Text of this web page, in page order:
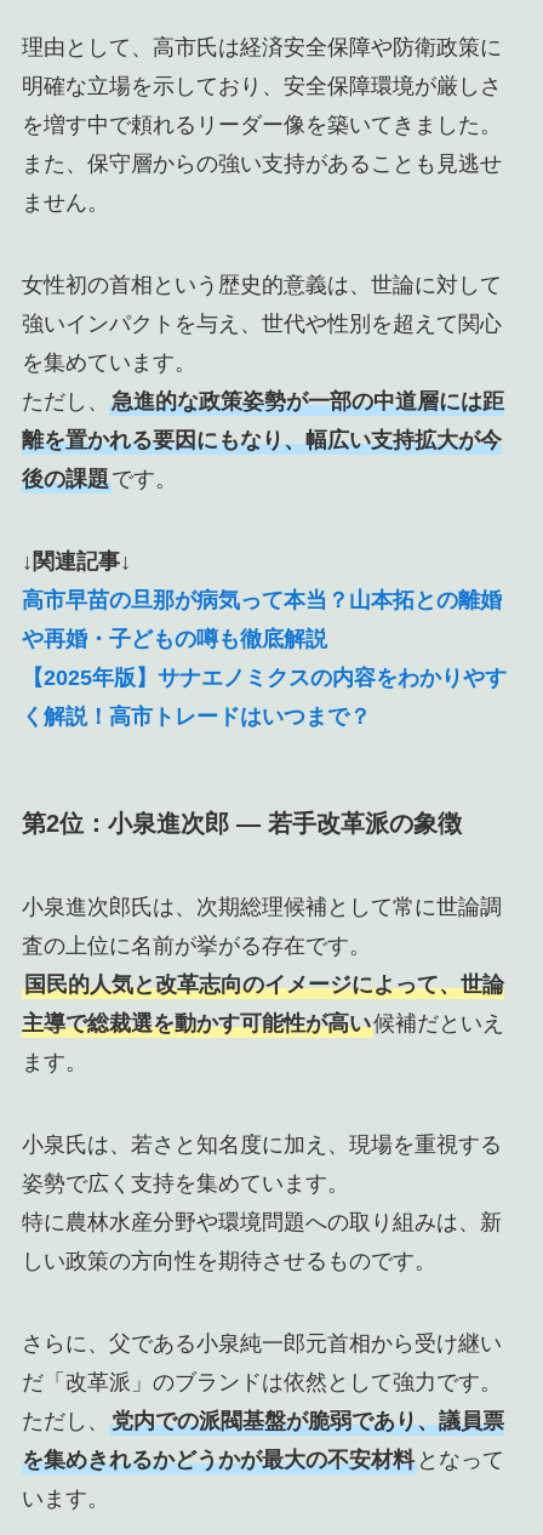
理由として、高市氏は経済安全保障や防衛政策に
明確な立場を示しており、安全保障環境が厳しさ
を増す中で頼れるリーダー像を築いてきました。
また、保守層からの強い支持があることも見逃せ
ません。
女性初の首相という歴史的意義は、世論に対して
強いインパクトを与え、世代や性別を超えて関心
を集めています。
ただし、 急進的な政策姿勢が一部の中道層には距
離を置かれる要因にもなり、幅広い支持拡大が今
後の課題です。
↓関連記事↓
高市早苗の旦那が病気って本当？山本拓との離婚
や再婚・子どもの噂も徹底解説
【2025年版】サナエノミクスの内容をわかりやす
く解説！高市トレードはいつまで？
第2位：小泉進次郎 ― 若手改革派の象徴
小泉進次郎氏は、次期総理候補として常に世論調
査の上位に名前が挙がる存在です。
国民的人気と改革志向のイメージによって、世論
主導で総裁選を動かす可能性が高い候補だといえ
ます。
小泉氏は、若さと知名度に加え、現場を重視する
姿勢で広く支持を集めています。
特に農林水産分野や環境問題への取り組みは、新
しい政策の方向性を期待させるものです。
さらに、父である小泉純一郎元首相から受け継い
だ「改革派」のブランドは依然として強力です。
ただし、 党内での派閥基盤が脆弱であり、議員票
を集めきれるかどうかが最大の不安材料となって
います。